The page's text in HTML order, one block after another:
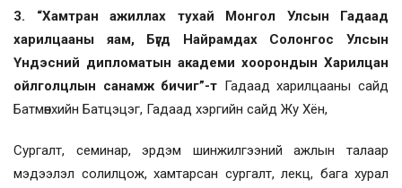
3. “Хамтран ажиллах тухай Монгол Улсын Гадаад
харилцааны яам, Бүгд Найрамдах Солонгос Улсын
Үндэсний дипломатын академи хоорондын Харилцан
ойлголцлын санамж бичиг”-т Гадаад харилцааны сайд
Батмөнхийн Батцэцэг, Гадаад хэргийн сайд Жу Хён,
Сургалт, семинар, эрдэм шинжилгээний ажлын талаар
мэдээлэл солилцож, хамтарсан сургалт, лекц, бага хурал